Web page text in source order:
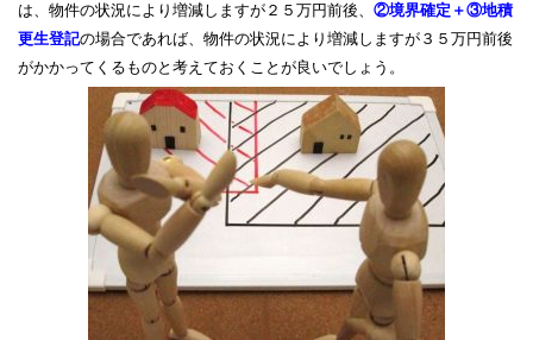
は、物件の状況により増減しますが２５万円前後、 ②境界確定＋③地積
更生登記の場合であれば、物件の状況により増減しますが３５万円前後
がかかってくるものと考えておくことが良いでしょう。